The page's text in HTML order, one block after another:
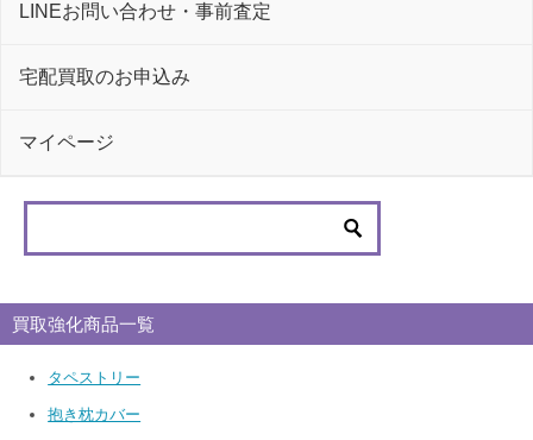
LINEお問い合わせ・事前査定
宅配買取のお申込み
マイページ
買取強化商品一覧
タペストリー
抱き枕カバー